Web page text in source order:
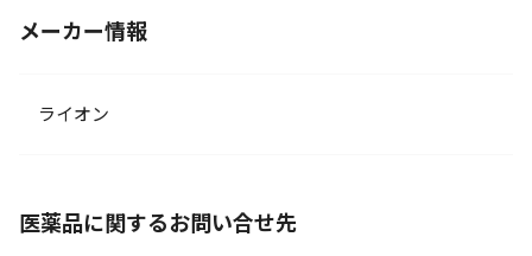
メーカー情報
ライオン
医薬品に関するお問い合せ先